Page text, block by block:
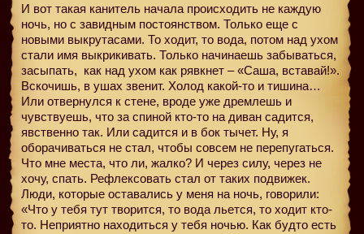
И вот такая канитель начала происходить не каждую
ночь, но с завидным постоянством. Только еще с
новыми выкрутасами. То ходит, то вода, потом над ухом
стали имя выкрикивать. Только начинаешь забываться,
засыпать, как над ухом как рявкнет – «Саша, вставай!».
Вскочишь, в ушах звенит. Холод какой-то и тишина…
Или отвернулся к стене, вроде уже дремлешь и
чувствуешь, что за спиной кто-то на диван садится,
явственно так. Или садится и в бок тычет. Ну, я
оборачиваться не стал, чтобы совсем не перепугаться.
Что мне места, что ли, жалко? И через силу, через не
хочу, спать. Рефлексовать стал от таких подвижек.
Люди, которые оставались у меня на ночь, говорили:
«Что у тебя тут творится, то вода льется, то ходит кто-
то. Неприятно находиться у тебя ночью. Как будто есть